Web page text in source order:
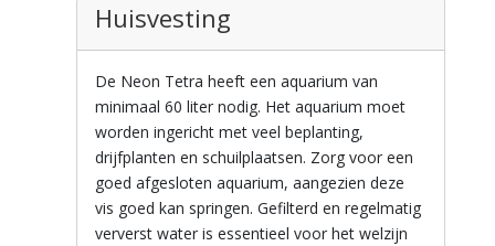
Huisvesting
De Neon Tetra heeft een aquarium van
minimaal 60 liter nodig. Het aquarium moet
worden ingericht met veel beplanting,
drijfplanten en schuilplaatsen. Zorg voor een
goed afgesloten aquarium, aangezien deze
vis goed kan springen. Gefilterd en regelmatig
ververst water is essentieel voor het welzijn